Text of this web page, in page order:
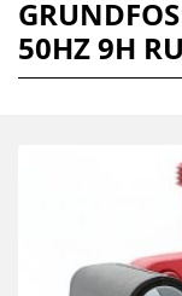
50HZ 9H RU